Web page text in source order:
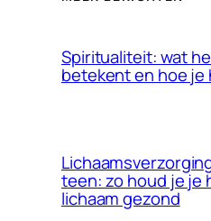
Spiritualiteit: wat
betekent en hoe je
teen: zo houd je je
lichaam gezond